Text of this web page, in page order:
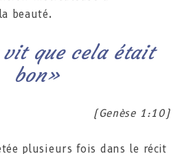
beauté.
bon»
(Genèse 1:10)
plusieurs fois dans le récit